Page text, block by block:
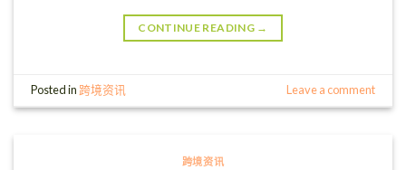
CONTINUE READING →
Posted in 跨境资讯 Leave a comment
跨境资讯